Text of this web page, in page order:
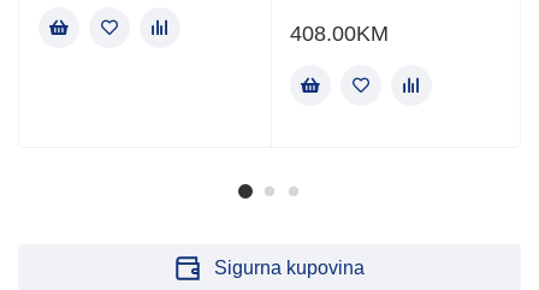
408.00KM
Sigurna kupovina